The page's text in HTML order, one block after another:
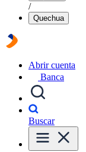
/
Quechua
Abrir cuenta
Banca
Buscar